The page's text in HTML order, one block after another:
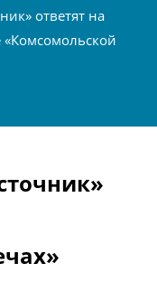
ответят на